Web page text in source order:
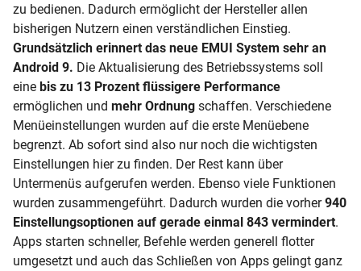
zu bedienen. Dadurch ermöglicht der Hersteller allen
bisherigen Nutzern einen verständlichen Einstieg.
Grundsätzlich erinnert das neue EMUI System sehr an
Android 9. Die Aktualisierung des Betriebssystems soll
eine bis zu 13 Prozent flüssigere Performance
ermöglichen und mehr Ordnung schaffen. Verschiedene
Menüeinstellungen wurden auf die erste Menüebene
begrenzt. Ab sofort sind also nur noch die wichtigsten
Einstellungen hier zu finden. Der Rest kann über
Untermenüs aufgerufen werden. Ebenso viele Funktionen
wurden zusammengeführt. Dadurch wurden die vorher 940
Einstellungsoptionen auf gerade einmal 843 vermindert.
Apps starten schneller, Befehle werden generell flotter
umgesetzt und auch das Schließen von Apps gelingt ganz